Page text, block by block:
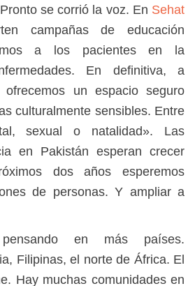
se corrió la voz. En Sehat
campañas de educación
a los pacientes en la
En definitiva, a
ofrecemos un espacio seguro
culturalmente sensibles. Entre
sexual o natalidad». Las
en Pakistán esperan crecer
dos años esperemos
de personas. Y ampliar a
en más países.
Filipinas, el norte de África. El
Hay muchas comunidades en